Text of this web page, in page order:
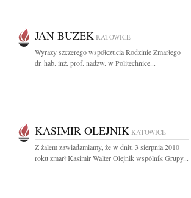
JAN BUZEK KATOWICE
Wyrazy szczerego współczucia Rodzinie Zmarłego
dr. hab. inż. prof. nadzw. w Politechnice...
KASIMIR OLEJNIK KATOWICE
Z żalem zawiadamiamy, że w dniu 3 sierpnia 2010
roku zmarł Kasimir Walter Olejnik wspólnik Grupy...